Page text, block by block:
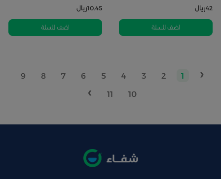
42ريال
اضف للسلة
10.45ريال
اضف للسلة
‹
1
2
3
4
5
6
7
8
9
10
11
›